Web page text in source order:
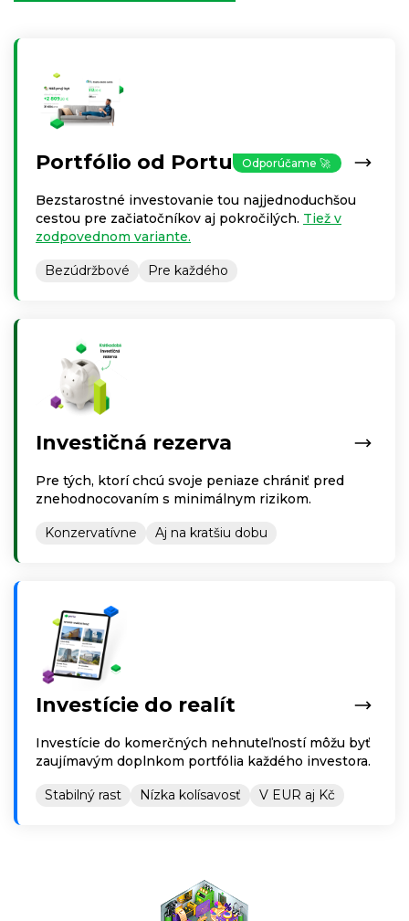
Portfólio od Portu Odporúčame 🚀
Bezstarostné investovanie tou najjednoduchšou
cestou pre začiatočníkov aj pokročilých. Tiež v
zodpovednom variante.
Bezúdržbové Pre každého
Investičná rezerva
Pre tých, ktorí chcú svoje peniaze chrániť pred
znehodnocovaním s minimálnym rizikom.
Konzervatívne Aj na kratšiu dobu
Investície do realít
Investície do komerčných nehnuteľností môžu byť
zaujímavým doplnkom portfólia každého investora.
Stabilný rast Nízka kolísavosť V EUR aj Kč